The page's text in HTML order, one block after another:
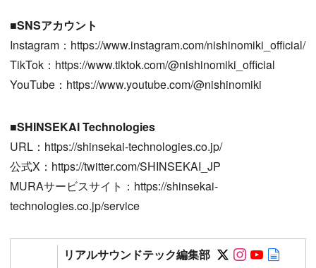
■SNSアカウント
Instagram：https://www.instagram.com/nishinomiki_official/
TikTok：https://www.tiktok.com/@nishinomiki_official
YouTube：https://www.youtube.com/@nishinomiki
■SHINSEKAI Technologies
URL：https://shinsekai-technologies.co.jp/
公式X：https://twitter.com/SHINSEKAI_JP
MURAサービスサイト：https://shinsekai-
technologies.co.jp/service
リアルサウンドテック編集部 Follow on
Follow on
Follow